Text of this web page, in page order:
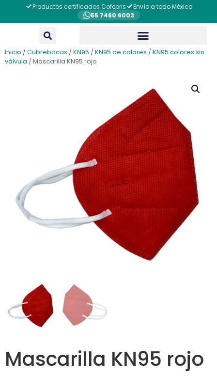
Productos certificados Cofepris
Envío a todo México
55 7460 6003
Inicio /Cubrebocas /KN95 /KN95 de colores /KN95 colores sin
válvula / Mascarilla KN95 rojo
Mascarilla KN95 rojo